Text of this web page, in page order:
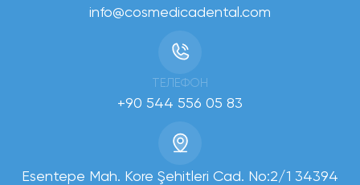
info@cosmedicadental.com
ТЕЛЕФОН
+90 544 556 05 83
Esentepe Mah. Kore Şehitleri Cad. No:2/1 34394